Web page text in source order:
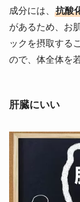
成分には、 抗酸
があるため、お
ックを摂取する
ので、体全体を
肝臓にいい